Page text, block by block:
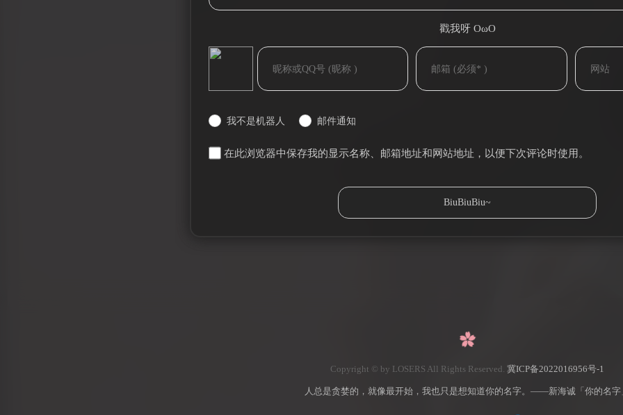
戳我呀 OωO
我不是机器人 邮件通知
在此浏览器中保存我的显示名称、邮箱地址和网站地址，以便下次评论时使用。
Copyright © by LOSERS All Rights Reserved. 冀ICP备2022016956号-1
人总是贪婪的，就像最开始，我也只是想知道你的名字。——新海诚「你的名字